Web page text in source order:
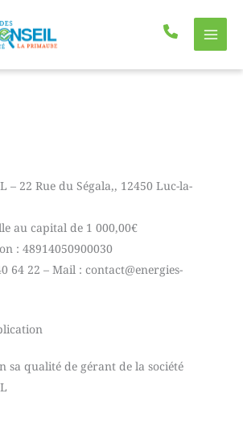
– 22 Rue du Ségala,, 12450 Luc-la-
au capital de 1 000,00€
: 48914050900030
64 22 – Mail : contact@energies-
sa qualité de gérant de la société